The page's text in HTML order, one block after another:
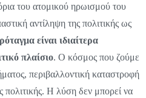
του ατομικού ηρωισμού του
αντίληψη της πολιτικής ως
είναι ιδιαίτερα
πλαίσιο. Ο κόσμος που ζούμε
περιβαλλοντική καταστροφή
πολιτικής. Η λύση δεν μπορεί να